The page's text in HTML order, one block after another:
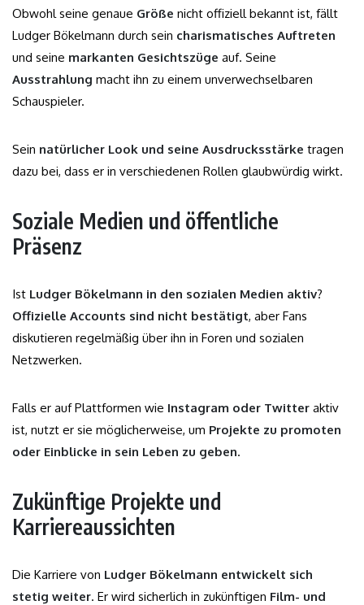
Obwohl seine genaue Größe nicht offiziell bekannt ist, fällt
Ludger Bökelmann durch sein charismatisches Auftreten
und seine markanten Gesichtszüge auf. Seine
Ausstrahlung macht ihn zu einem unverwechselbaren
Schauspieler.
Sein natürlicher Look und seine Ausdrucksstärke tragen
dazu bei, dass er in verschiedenen Rollen glaubwürdig wirkt.
Soziale Medien und öffentliche
Präsenz
Ist Ludger Bökelmann in den sozialen Medien aktiv?
Offizielle Accounts sind nicht bestätigt, aber Fans
diskutieren regelmäßig über ihn in Foren und sozialen
Netzwerken.
Falls er auf Plattformen wie Instagram oder Twitter aktiv
ist, nutzt er sie möglicherweise, um Projekte zu promoten
oder Einblicke in sein Leben zu geben.
Zukünftige Projekte und
Karriereaussichten
Die Karriere von Ludger Bökelmann entwickelt sich
stetig weiter. Er wird sicherlich in zukünftigen Film- und